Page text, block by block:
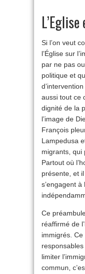
Si l’on veut
l’Église sur
par ne pas
politique et
aussi tout ce
dignité de la
l’image de
François
Lampedusa
migrants, qui
Partout où
présente, et
s’engagent à
Ce
réaffirmé de
immigrés.
limiter
commun,